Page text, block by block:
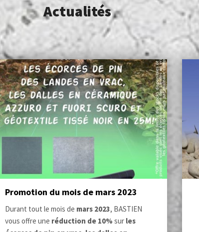
Actualités
Promotion du mois de mars 2023
Durant tout le mois de mars 2023, BASTIEN
vous offre une réduction de 10% sur les